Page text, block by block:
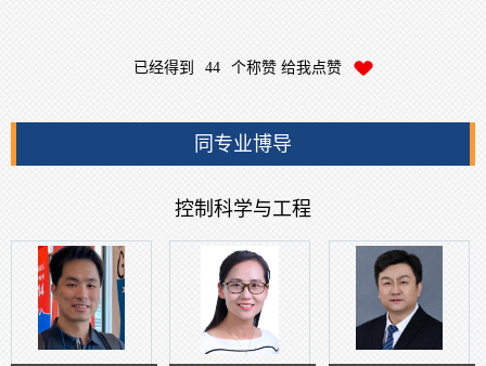
已经得到 44 个称赞 给我点赞
同专业博导
控制科学与工程